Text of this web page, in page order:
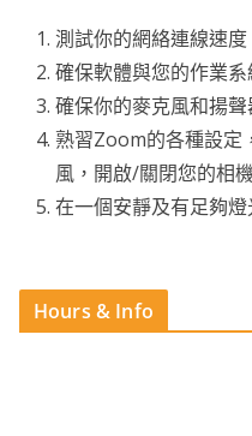
測試你的網絡連線速度
確保軟體與您的作業
確保你的麥克風和揚
熟習Zoom的各種設定
風，開啟/關閉您的相
在一個安靜及有足夠
Hours & Info